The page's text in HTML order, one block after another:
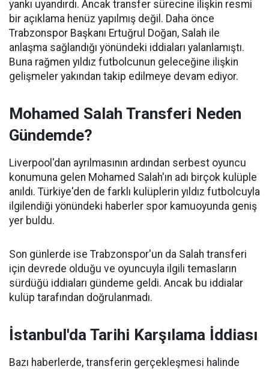
yankı uyandırdı. Ancak transfer sürecine ilişkin resmi
bir açıklama henüz yapılmış değil. Daha önce
Trabzonspor Başkanı Ertuğrul Doğan, Salah ile
anlaşma sağlandığı yönündeki iddiaları yalanlamıştı.
Buna rağmen yıldız futbolcunun geleceğine ilişkin
gelişmeler yakından takip edilmeye devam ediyor.
Mohamed Salah Transferi Neden
Gündemde?
Liverpool'dan ayrılmasının ardından serbest oyuncu
konumuna gelen Mohamed Salah'ın adı birçok kulüple
anıldı. Türkiye'den de farklı kulüplerin yıldız futbolcuyla
ilgilendiği yönündeki haberler spor kamuoyunda geniş
yer buldu.
Son günlerde ise Trabzonspor'un da Salah transferi
için devrede olduğu ve oyuncuyla ilgili temasların
sürdüğü iddiaları gündeme geldi. Ancak bu iddialar
kulüp tarafından doğrulanmadı.
İstanbul'da Tarihi Karşılama İddiası
Bazı haberlerde, transferin gerçekleşmesi halinde